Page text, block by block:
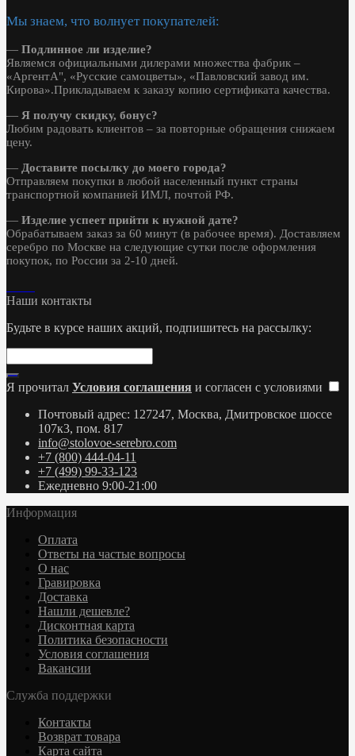
Мы знаем, что волнует покупателей:
— Подлинное ли изделие?
Являемся официальными дилерами множества фабрик –
«АргентА", «Русские самоцветы», «Павловский завод им.
Кирова».Прикладываем к заказу копию сертификата качества.
— Я получу скидку, бонус?
Любим радовать клиентов – за повторные обращения снижаем
цену.
— Доставите посылку до моего города?
Отправляем покупки в любой населенный пункт страны
транспортной компанией ИМЛ, почтой РФ.
— Изделие успеет прийти к нужной дате?
Обрабатываем заказ за 60 минут (в рабочее время). Доставляем
серебро по Москве на следующие сутки после оформления
покупок, по России за 2-10 дней.
Наши контакты
Будьте в курсе наших акций, подпишитесь на рассылку:
Я прочитал Условия соглашения и согласен с условиями
Почтовый адрес: 127247, Москва, Дмитровское шоссе
107к3, пом. 817
info@stolovoe-serebro.com
+7 (800) 444-04-11
+7 (499) 99-33-123
Ежедневно 9:00-21:00
Информация
Оплата
Ответы на частые вопросы
О нас
Гравировка
Доставка
Нашли дешевле?
Дисконтная карта
Политика безопасности
Условия соглашения
Вакансии
Служба поддержки
Контакты
Возврат товара
Карта сайта